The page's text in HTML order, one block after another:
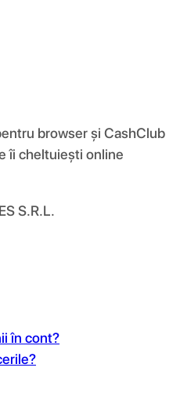
browser și CashClub
îi cheltuiești online
S.R.L.
în cont?